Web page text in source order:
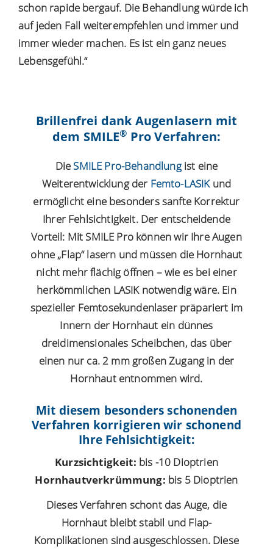
schon rapide bergauf. Die Behandlung würde ich
auf jeden Fall weiterempfehlen und immer und
immer wieder machen. Es ist ein ganz neues
Lebensgefühl.“
Brillenfrei dank Augenlasern mit
dem SMILE® Pro Verfahren:
Die SMILE Pro-Behandlungist eine
Weiterentwicklung der Femto-LASIKund
ermöglicht eine besonders sanfte Korrektur
Ihrer Fehlsichtigkeit. Der entscheidende
Vorteil: Mit SMILE Pro können wir Ihre Augen
ohne „Flap“ lasern und müssen die Hornhaut
nicht mehr flächig öffnen – wie es bei einer
herkömmlichen LASIK notwendig wäre. Ein
spezieller Femtosekundenlaser präpariert im
Innern der Hornhaut ein dünnes
dreidimensionales Scheibchen, das über
einen nur ca. 2 mm großen Zugang in der
Hornhaut entnommen wird.
Mit diesem besonders schonenden
Verfahren korrigieren wir schonend
Ihre Fehlsichtigkeit:
Kurzsichtigkeit: bis -10 Dioptrien
Hornhautverkrümmung: bis 5 Dioptrien
Dieses Verfahren schont das Auge, die
Hornhaut bleibt stabil und Flap-
Komplikationen sind ausgeschlossen. Diese